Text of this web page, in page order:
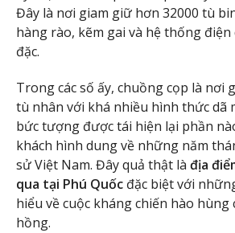
Đây là nơi giam giữ hơn 32000 tù
hàng rào, kẽm gai và hệ thống điện
đặc.
Trong các số ấy, chuồng cọp là nơi
tù nhân với khá nhiều hình thức dã
bức tượng được tái hiện lại phần
khách hình dung về những năm
sử Việt Nam. Đây quả thật là địa
qua tại Phú Quốc đặc biệt với
hiểu về cuộc kháng chiến hào hùng
hồng.